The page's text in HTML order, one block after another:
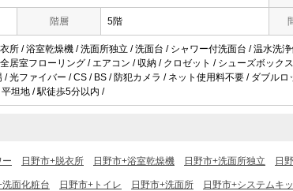
階層 5階
所 / 浴室乾燥機 / 洗面所独立 / 洗面台 / シャワー付洗面台 / 温水洗
居室フローリング / エアコン / 収納 / クロゼット / シューズボック
光ファイバー / CS / BS / 防犯カメラ / ネット使用料不要 / ダブル
坦地 / 駅徒歩5分以内 /
ー 日野市+脱衣所 日野市+浴室乾燥機 日野市+洗面所独立 日
洗面化粧台 日野市+トイレ 日野市+洗面所 日野市+システムキ